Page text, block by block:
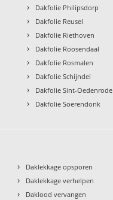
› Dakfolie Philipsdorp
› Dakfolie Reusel
› Dakfolie Riethoven
› Dakfolie Roosendaal
› Dakfolie Rosmalen
› Dakfolie Schijndel
› Dakfolie Sint-Oedenrode
› Dakfolie Soerendonk
› Daklekkage opsporen
› Daklekkage verhelpen
› Daklood vervangen